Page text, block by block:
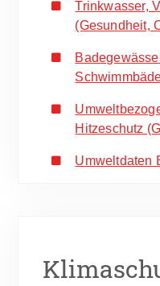
Trinkwasser,
(Gesundheit,
Hitzeschutz
Umweltdaten